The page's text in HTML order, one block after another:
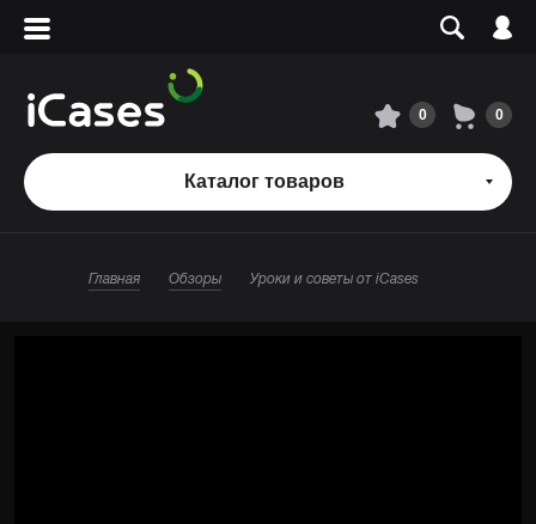
Вход
Сервисный центр
О магазине
0 0
Каталог товаров
Главная Обзоры Уроки и советы от iCases